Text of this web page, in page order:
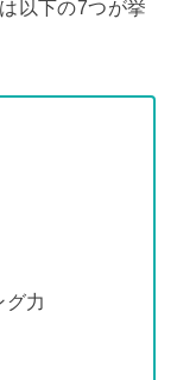
以下の7つが挙
グ力